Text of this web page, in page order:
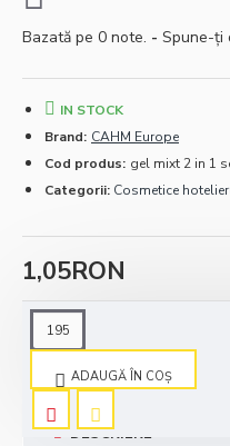
Bazată pe 0 note. - Spune-ţi
1,05RON
IN STOCK
Brand: CAHM Europe
Cod produs: gel mixt 2 in 1
Categorii: Cosmetice
ADAUGĂ ÎN COŞ
Cantitate minimă de
este de 195
DESCRIERE